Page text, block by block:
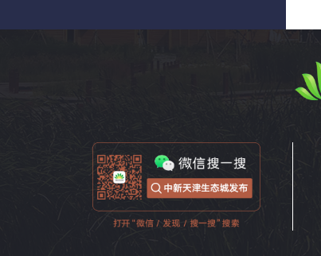
群团工作部
图书档案馆